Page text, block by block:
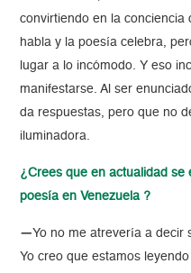
convirtiendo en la
habla y la poesía celebra,
lugar a lo incómodo. Y eso
manifestarse. Al ser
da respuestas, pero que no
iluminadora.
¿Crees que en actualidad se
poesía en Venezuela ?
—Yo no me atrevería a decir
Yo creo que estamos